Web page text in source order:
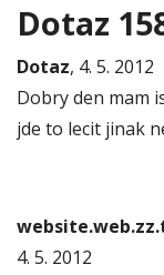
Dotaz
Dotaz, 4. 5. 2012
Dobry den mam
jde to lecit jinak
4. 5. 2012